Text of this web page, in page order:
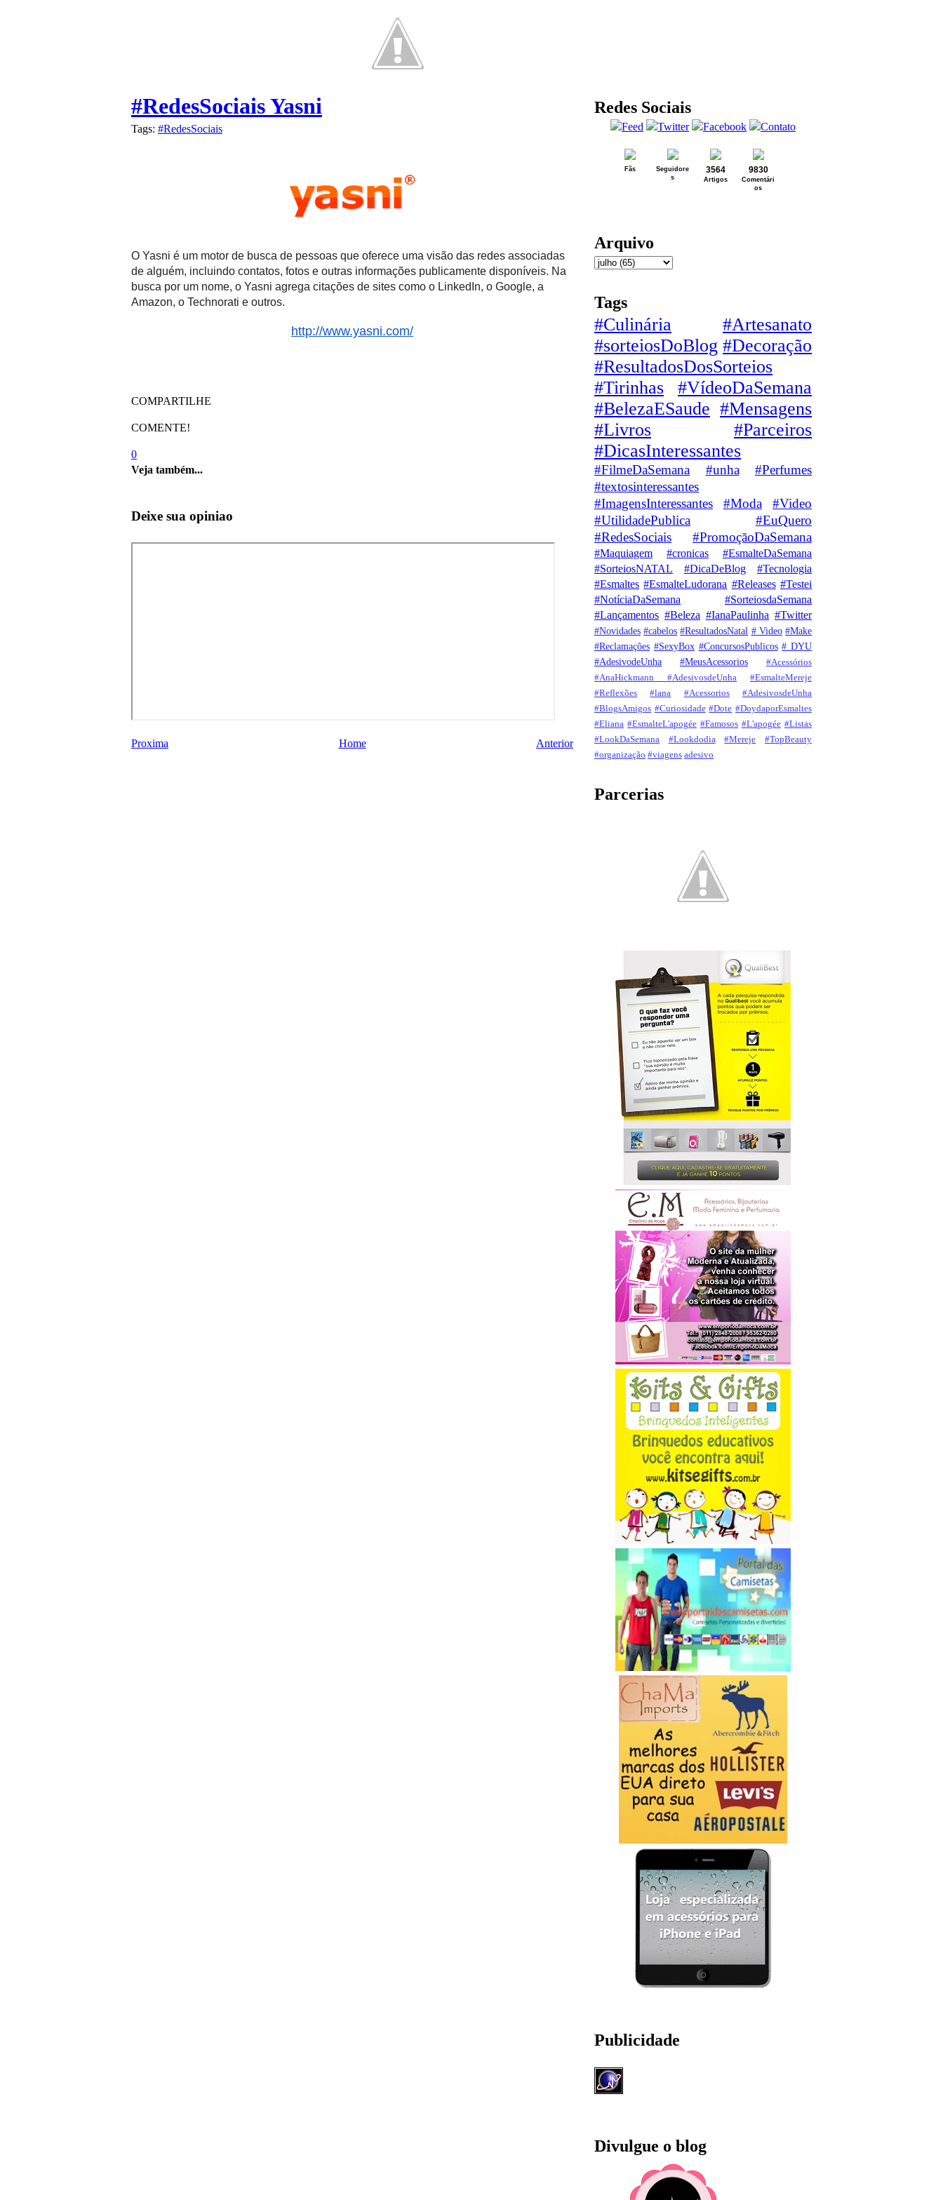
#RedesSociais Yasni
Tags: #RedesSociais
O Yasni é um motor de busca de pessoas que oferece uma visão das redes associadas
de alguém, incluindo contatos, fotos e outras informações publicamente disponíveis. Na
busca por um nome, o Yasni agrega citações de sites como o LinkedIn, o Google, a
Amazon, o Technorati e outros.
http://www.yasni.com/
COMPARTILHE
COMENTE!
0
Veja também...
Deixe sua opiniao
Proxima Anterior
Home
Redes Sociais
Fãs
Seguidore
s
3564
Artigos
9830
Comentári
os
Arquivo
Tags
#Culinária
#Artesanato
#sorteiosDoBlog #Decoração
#ResultadosDosSorteios
#Tirinhas
#VídeoDaSemana
#BelezaESaude #Mensagens
#Livros
#Parceiros
#DicasInteressantes
#FilmeDaSemana #unha
#Perfumes
#textosinteressantes
#ImagensInteressantes
#Moda
#Video
#UtilidadePublica
#EuQuero
#RedesSociais
#PromoçãoDaSemana
#Maquiagem #cronicas
#EsmalteDaSemana
#SorteiosNATAL
#DicaDeBlog
#Tecnologia
#Esmaltes #EsmalteLudorana #Releases #Testei
#NotíciaDaSemana
#SorteiosdaSemana
#Lançamentos #Beleza #IanaPaulinha #Twitter
#Novidades #cabelos #ResultadosNatal # Video #Make
#Reclamações #SexyBox #ConcursosPublicos # DYU
#AdesivodeUnha
#MeusAcessorios
#Acessórios
#AnaHickmann #AdesivosdeUnha
#EsmalteMereje
#Reflexões
#lana #Acessorios
#AdesivosdeUnha
#BlogsAmigos #Curiosidade #Dote #DoydaporEsmaltes
#Eliana #EsmalteL'apogée #Famosos #L'apogée #Listas
#LookDaSemana
#Lookdodia #Mereje
#TopBeauty
#organização #viagens adesivo
Parcerias
Publicidade
Divulgue o blog